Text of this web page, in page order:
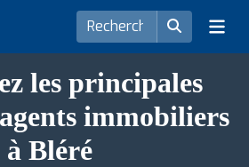
les principales
immobiliers
à Bléré